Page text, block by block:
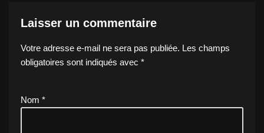
Laisser un commentaire
Votre adresse e-mail ne sera pas publiée. Les champs
obligatoires sont indiqués avec *
Nom *